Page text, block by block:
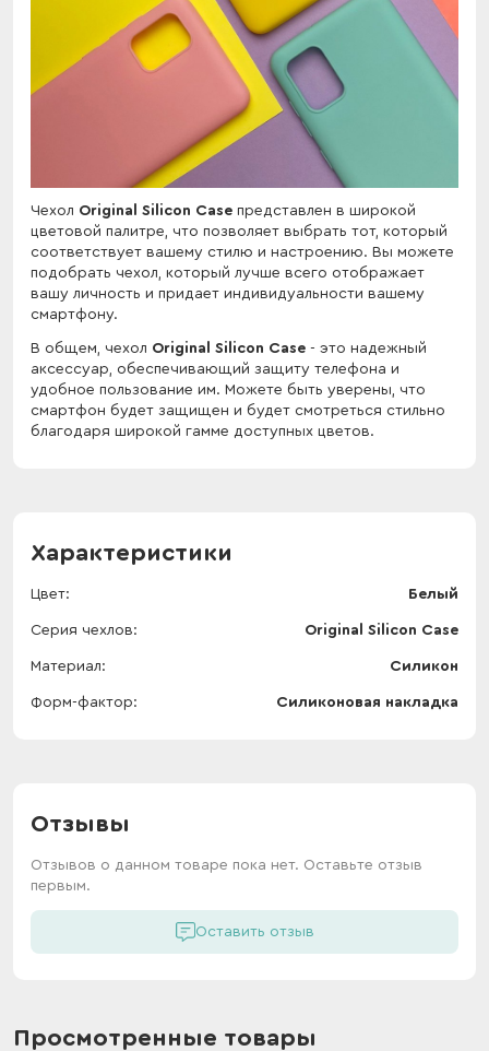
Чехол Original Silicon Case представлен в широкой
цветовой палитре, что позволяет выбрать тот, который
соответствует вашему стилю и настроению. Вы можете
подобрать чехол, который лучше всего отображает
вашу личность и придает индивидуальности вашему
смартфону.
В общем, чехол Original Silicon Case - это надежный
аксессуар, обеспечивающий защиту телефона и
удобное пользование им. Можете быть уверены, что
смартфон будет защищен и будет смотреться стильно
благодаря широкой гамме доступных цветов.
Характеристики
Цвет Белый
Серия чехлов Original Silicon Case
Материал Силикон
Форм-фактор Силиконовая накладка
Отзывы
Отзывов о данном товаре пока нет. Оставьте отзыв
первым.
Оставить отзыв
Просмотренные товары